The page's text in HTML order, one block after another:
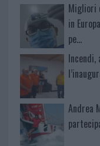
Migliori
in
pe…
Incendi,
Andrea